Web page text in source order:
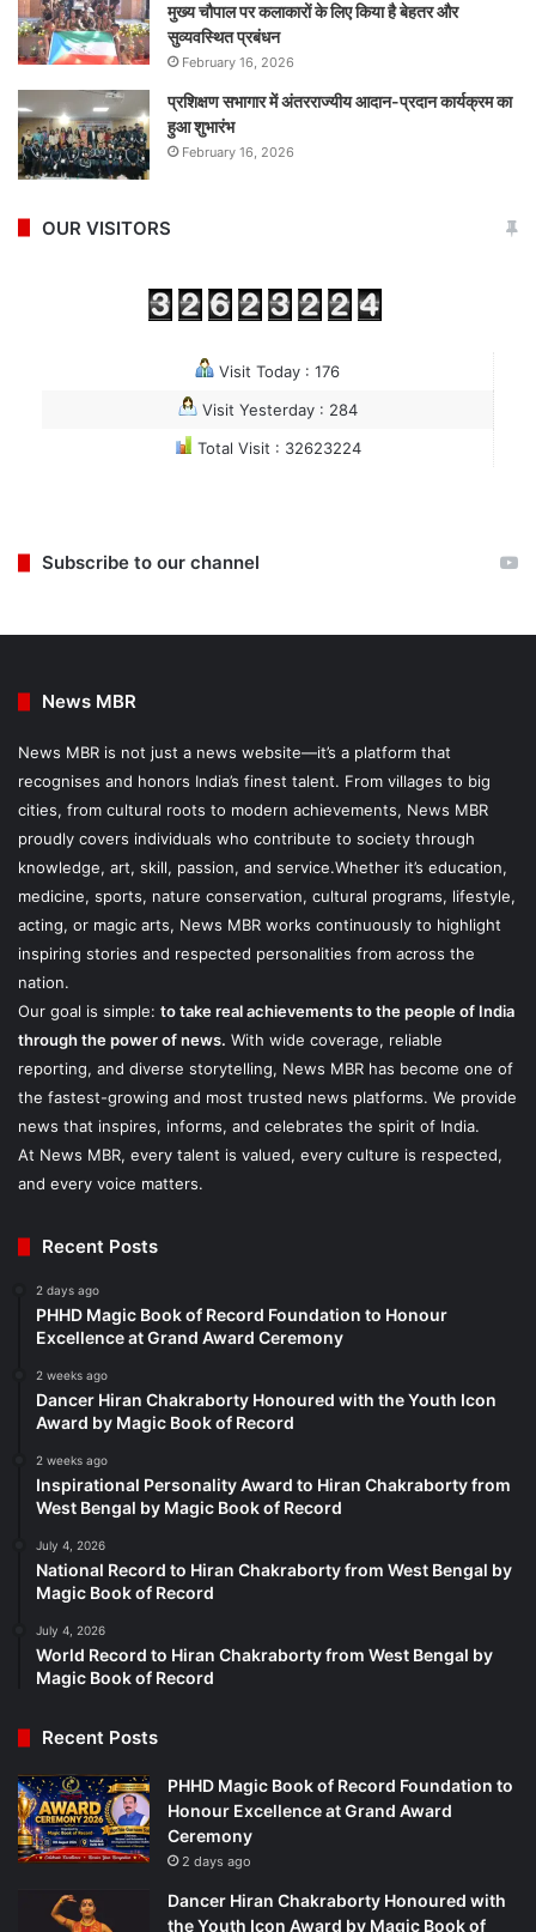
मुख्य चौपाल पर कलाकारों के लिए किया है बेहतर और
सुव्यवस्थित प्रबंधन
February 16, 2026
प्रशिक्षण सभागार में अंतरराज्यीय आदान-प्रदान कार्यक्रम का
हुआ शुभारंभ
February 16, 2026
OUR VISITORS
Visit Today : 176
Visit Yesterday : 284
Total Visit : 32623224
Subscribe to our channel
News MBR
News MBR is not just a news website—it’s a platform that
recognises and honors India’s finest talent. From villages to big
cities, from cultural roots to modern achievements, News MBR
proudly covers individuals who contribute to society through
knowledge, art, skill, passion, and service.Whether it’s education,
medicine, sports, nature conservation, cultural programs, lifestyle,
acting, or magic arts, News MBR works continuously to highlight
inspiring stories and respected personalities from across the
nation.
Our goal is simple: to take real achievements to the people of India
through the power of news. With wide coverage, reliable
reporting, and diverse storytelling, News MBR has become one of
the fastest-growing and most trusted news platforms. We provide
news that inspires, informs, and celebrates the spirit of India.
At News MBR, every talent is valued, every culture is respected,
and every voice matters.
Recent Posts
2 days ago
PHHD Magic Book of Record Foundation to Honour
Excellence at Grand Award Ceremony
2 weeks ago
Dancer Hiran Chakraborty Honoured with the Youth Icon
Award by Magic Book of Record
2 weeks ago
Inspirational Personality Award to Hiran Chakraborty from
West Bengal by Magic Book of Record
July 4, 2026
National Record to Hiran Chakraborty from West Bengal by
Magic Book of Record
July 4, 2026
World Record to Hiran Chakraborty from West Bengal by
Magic Book of Record
Recent Posts
PHHD Magic Book of Record Foundation to
Honour Excellence at Grand Award
Ceremony
2 days ago
Dancer Hiran Chakraborty Honoured with
the Youth Icon Award by Magic Book of